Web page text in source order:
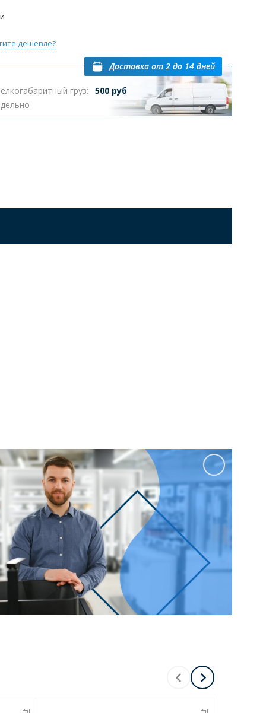
дешевле?
груз:
500 руб
Доставка от 2 до 14 дней